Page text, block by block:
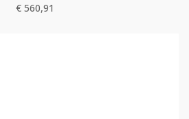
€ 560,91